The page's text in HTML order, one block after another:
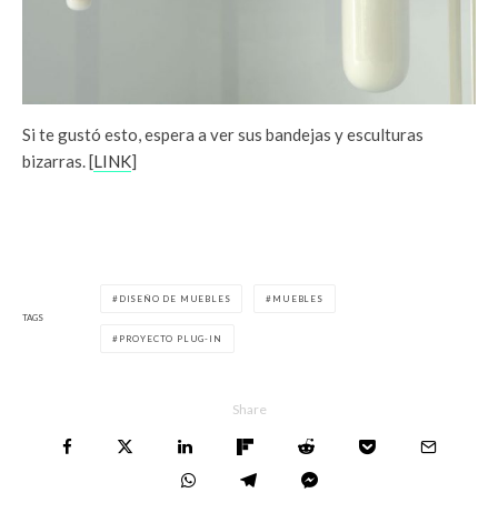
Si te gustó esto, espera a ver sus bandejas y esculturas
bizarras. [LINK]
TAGS
DISEÑO DE MUEBLES MUEBLES
PROYECTO PLUG-IN
Share